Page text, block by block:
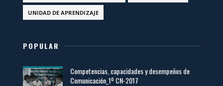
UNIDAD DE APRENDIZAJE
POPULAR
Competencias, capacidades y desempeños de
Comunicación_1º CN-2017